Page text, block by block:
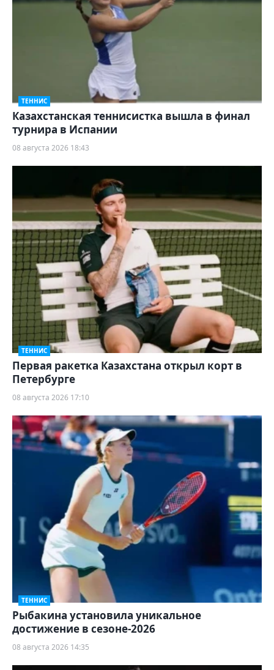
ТЕННИС
Казахстанская теннисистка вышла в финал
турнира в Испании
08 августа 2026 18:43
ТЕННИС
Первая ракетка Казахстана открыл корт в
Петербурге
08 августа 2026 17:10
ТЕННИС
Рыбакина установила уникальное
достижение в сезоне-2026
08 августа 2026 14:35